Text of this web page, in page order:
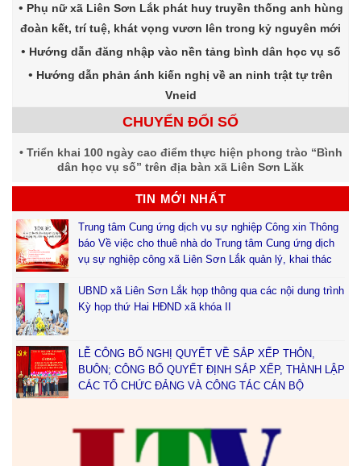
Phụ nữ xã Liên Sơn Lắk phát huy truyền thống anh hùng
đoàn kết, trí tuệ, khát vọng vươn lên trong kỷ nguyên mới
Hướng dẫn đăng nhập vào nền tảng bình dân học vụ số
Hướng dẫn phản ánh kiến nghị về an ninh trật tự trên
Vneid
CHUYỂN ĐỔI SỐ
Triển khai 100 ngày cao điểm thực hiện phong trào “Bình
dân học vụ số” trên địa bàn xã Liên Sơn Lăk
TIN MỚI NHẤT
Trung tâm Cung ứng dịch vụ sự nghiệp Công xin Thông
báo Về việc cho thuê nhà do Trung tâm Cung ứng dịch
vụ sự nghiệp công xã Liên Sơn Lắk quản lý, khai thác
UBND xã Liên Sơn Lắk họp thông qua các nội dung trình
Kỳ họp thứ Hai HĐND xã khóa II
LỄ CÔNG BỐ NGHỊ QUYẾT VỀ SẮP XẾP THÔN,
BUÔN; CÔNG BỐ QUYẾT ĐỊNH SẮP XẾP, THÀNH LẬP
CÁC TỔ CHỨC ĐẢNG VÀ CÔNG TÁC CÁN BỘ